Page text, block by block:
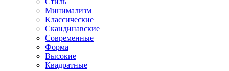
Минимализм
Классические
Скандинавские
Современные
Форма
Высокие
Квадратные